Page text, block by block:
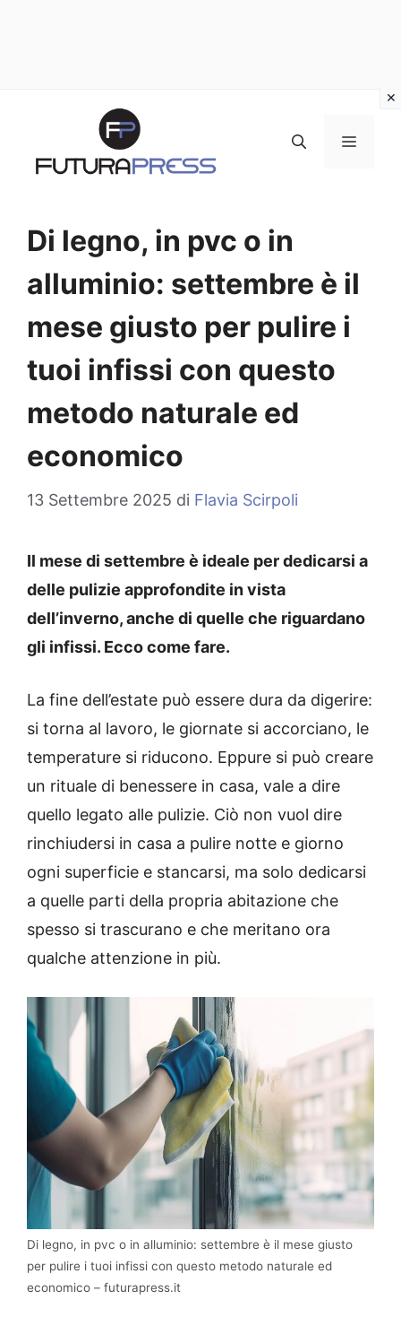
contenuto
MENU
Di legno, in pvc o in
alluminio: settembre è il
mese giusto per pulire i
tuoi infissi con questo
metodo naturale ed
economico
13 Settembre 2025 di Flavia Scirpoli
Il mese di settembre è ideale per dedicarsi a
delle pulizie approfondite in vista
dell’inverno, anche di quelle che riguardano
gli infissi. Ecco come fare.
La fine dell’estate può essere dura da digerire:
si torna al lavoro, le giornate si accorciano, le
temperature si riducono. Eppure si può creare
un rituale di benessere in casa, vale a dire
quello legato alle pulizie. Ciò non vuol dire
rinchiudersi in casa a pulire notte e giorno
ogni superficie e stancarsi, ma solo dedicarsi
a quelle parti della propria abitazione che
spesso si trascurano e che meritano ora
qualche attenzione in più.
Di legno, in pvc o in alluminio: settembre è il mese giusto
per pulire i tuoi infissi con questo metodo naturale ed
economico – futurapress.it